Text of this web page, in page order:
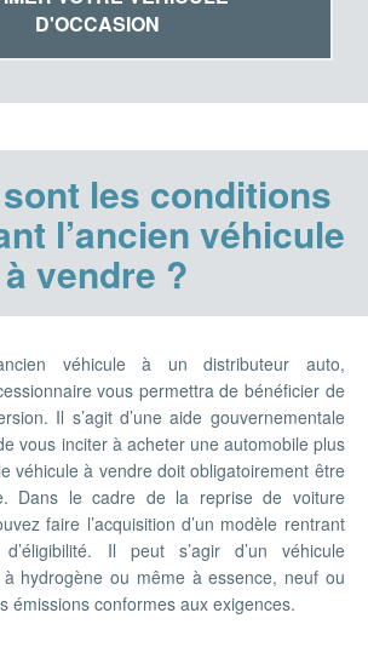
D'OCCASION
les conditions
l’ancien véhicule
à vendre ?
véhicule à un distributeur auto,
vous permettra de bénéficier de
Il s’agit d’une aide gouvernementale
vous inciter à acheter une automobile plus
véhicule à vendre doit obligatoirement être
Dans le cadre de la reprise de voiture
faire l’acquisition d’un modèle rentrant
Il peut s’agir d’un véhicule
hydrogène ou même à essence, neuf ou
émissions conformes aux exigences.